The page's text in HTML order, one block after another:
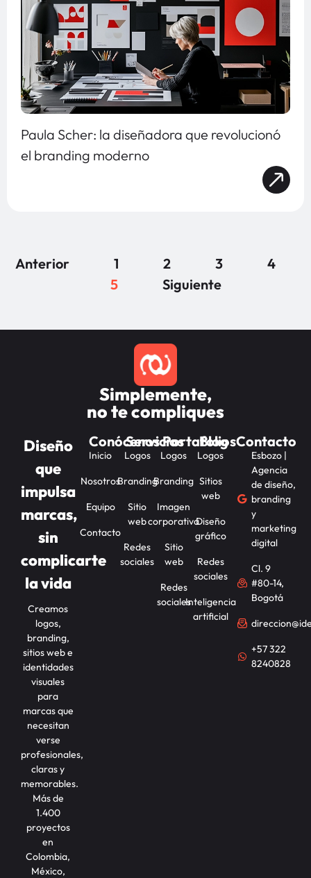
Paula Scher: la diseñadora que revolucionó
el branding moderno
Anterior 1 2 3
4
5
Siguiente
Simplemente,
no te compliques
Diseño
que
impulsa
marcas,
sin
complicarte
la vida
Creamos
logos,
branding,
sitios web e
identidades
visuales
para
marcas que
necesitan
verse
profesionales,
claras y
memorables.
Más de
1.400
proyectos
en
Colombia,
México,
Conócenos
Inicio
Nosotros
Equipo
Contacto
Servicios
Logos
Branding
Sitio
web
Redes
sociales
Portafolios
Logos
Branding
Imagen
corporativa
Sitio
web
Redes
sociales
Blog
Logos
Sitios
web
Diseño
gráfico
Redes
sociales
Inteligencia
artificial
Contacto
Esbozo |
Agencia
de diseño,
branding
y
marketing
digital
Cl. 9
#80-14,
Bogotá
+57 322
8240828